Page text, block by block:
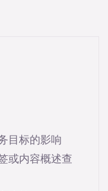
目标的影响
或内容概述查